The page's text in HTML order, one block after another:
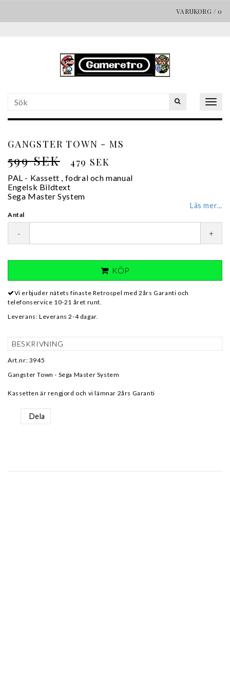
VARUKORG / 0
GANGSTER TOWN - MS
599 SEK 479 SEK
PAL - Kassett , fodral och manual
Engelsk Bildtext
Sega Master System
Läs mer...
Antal
- +
KÖP
Vi erbjuder nätets finaste Retrospel med 2års Garanti och
telefonservice 10-21 året runt.
Leverans: Leverans 2-4 dagar.
BESKRIVNING
Art.nr: 3945
Gangster Town - Sega Master System
Kassetten är rengjord och vi lämnar 2års Garanti
Dela